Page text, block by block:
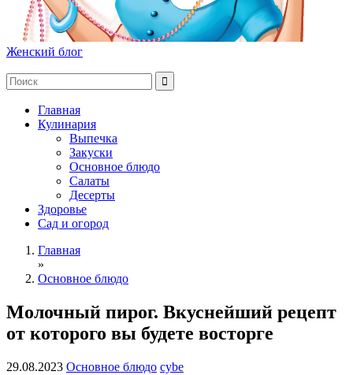
Женский блог
Главная
Кулинария
Выпечка
Закуски
Основное блюдо
Салаты
Десерты
Здоровье
Сад и огород
Главная
»
Основное блюдо
Молочный пирог. Вкуснейший рецепт
от которого вы будете восторге
29.08.2023 Основное блюдо cybe